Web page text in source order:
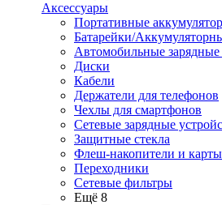
Аксессуары
Портативные
Батарейки/
Автомобильные
Диски
Кабели
Держатели для телефонов
Чехлы для смартфонов
Сетевые зарядные
Защитные стекла
Флеш-накопители и
Переходники
Сетевые фильтры
Ещё 8